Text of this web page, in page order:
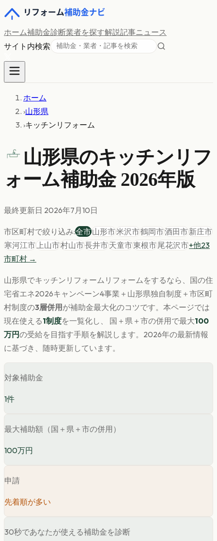
ホーム補助金診断業者を探す解説記事ニュース
サイト内検索
ホーム
›山形県
›キッチンリフォーム
山形県のキッチンリフ
ォーム補助金 2026年版
最終更新日 2026年7月10日
市区町村で絞り込み:全市山形市米沢市鶴岡市酒田市新庄市
寒河江市上山市村山市長井市天童市東根市尾花沢市+他23
市町村 →
山形県でキッチンリフォーム リフォームをするなら、国の住
宅省エネ2026キャンペーン4事業＋ 山形県独自制度＋市区町
村制度の3層併用 が補助金最大化のコツです。 本ページでは
現在使える1制度を一覧化し、 国＋県＋市の併用で最大100
万円の受給を目指す手順を解説します。 2026年の最新情報
に基づき、随時更新しています。
対象補助金
1件
最大補助額（国＋県＋市の併用）
100万円
申請
先着順が多い
30秒であなたが使える補助金を診断